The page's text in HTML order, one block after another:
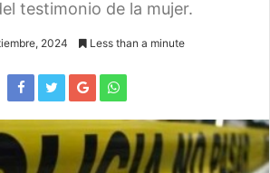
testimonio de la mujer.
2024 Less than a minute